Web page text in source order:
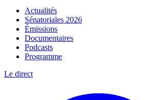
Actualités
Sénatoriales 2026
Émissions
Documentaires
Podcasts
Programme
Le direct